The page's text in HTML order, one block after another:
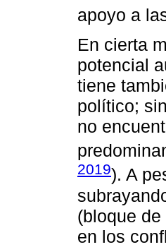
apoyo a
En cierta
potencial
tiene
político;
no
2019). A
(bloque
en los